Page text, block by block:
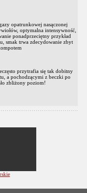
opatrunkowej nasączonej
optymalna intensywność,
ponadprzeciętny przykład
smak trwa zdecydowanie zbyt
przytrafia się tak dobitny
a pochodzącymi z beczki po
zbliżony poziom!